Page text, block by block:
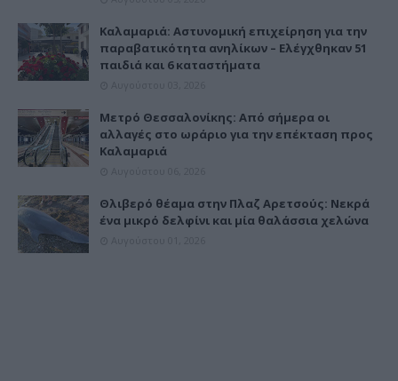
Καλαμαριά: Αστυνομική επιχείρηση για την
παραβατικότητα ανηλίκων – Ελέγχθηκαν 51
παιδιά και 6 καταστήματα
Μετρό Θεσσαλονίκης: Από σήμερα οι
αλλαγές στο ωράριο για την επέκταση προς
Καλαμαριά
Θλιβερό θέαμα στην Πλαζ Αρετσούς: Νεκρά
ένα μικρό δελφίνι και μία θαλάσσια χελώνα